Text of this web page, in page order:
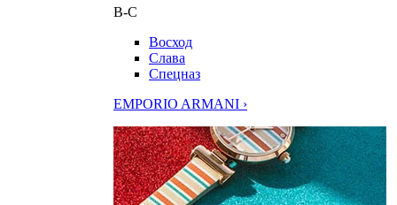
В-С
Восход
Слава
Спецназ
EMPORIO ARMANI ›